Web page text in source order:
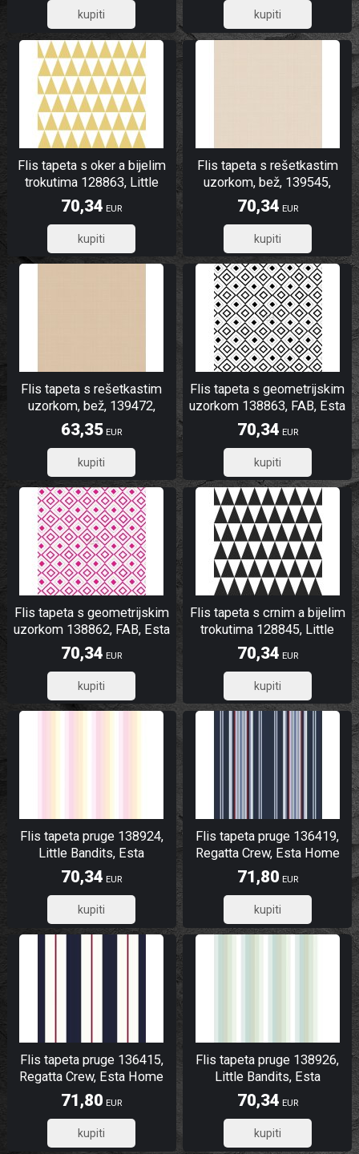
56,27 56,27
Flis tapeta s oker a bijelim
trokutima 128863, Little
Bandits, Esta
70,34 EUR
56,27
Flis tapeta s rešetkastim
uzorkom, bež, 139545,
Bloom, To the Moon and
Back, Esta Home
70,34 EUR
56,27
Flis tapeta s rešetkastim
uzorkom, bež, 139472,
Bloom, To the Moon and
Back, Vintage Flowers, Esta
Home
63,35 EUR
50,68
Flis tapeta s geometrijskim
uzorkom 138863, FAB, Esta
70,34 EUR
56,27
Flis tapeta s geometrijskim
uzorkom 138862, FAB, Esta
70,34 EUR
56,27
Flis tapeta s crnim a bijelim
trokutima 128845, Little
Bandits, Black & White, Esta
70,34 EUR
56,27
Flis tapeta pruge 138924,
Little Bandits, Esta
70,34 EUR
56,27
Flis tapeta pruge 136419,
Regatta Crew, Esta Home
71,80 EUR
57,44
Flis tapeta pruge 136415,
Regatta Crew, Esta Home
71,80 EUR
57,44
Flis tapeta pruge 138926,
Little Bandits, Esta
70,34 EUR
56,27